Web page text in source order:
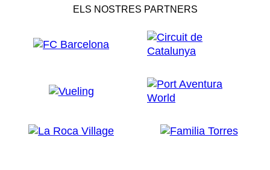
ELS NOSTRES PARTNERS